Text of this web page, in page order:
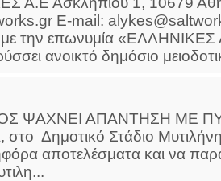
E-mail:
με την επωνυμία
ανοικτό δημόσιο
ΨΑΧΝΕΙ ΑΠΑΝΤΗΣΗ ΜΕ ΠΥΛΙ
στο Δημοτικό Στάδιο
αποτελέσματα και να